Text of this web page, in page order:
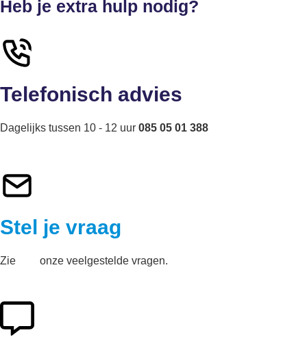
Heb je extra hulp nodig?
Telefonisch advies
Dagelijks tussen 10 - 12 uur 085 05 01 388
Stel je vraag
Zie onze veelgestelde vragen.